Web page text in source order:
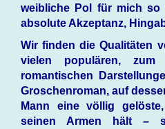
weibliche Pol für mich so
absolute Akzeptanz,
Wir finden die Qualitäten
vielen populären,
romantischen
Groschenroman, auf
Mann eine völlig
seinen Armen hält –